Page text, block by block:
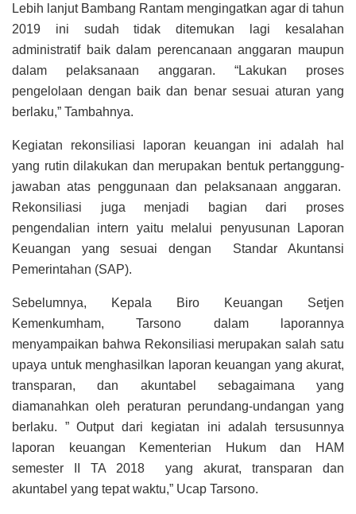
Lebih lanjut Bambang Rantam mengingatkan agar di tahun
2019 ini sudah tidak ditemukan lagi kesalahan
administratif baik dalam perencanaan anggaran maupun
dalam pelaksanaan anggaran. “Lakukan proses
pengelolaan dengan baik dan benar sesuai aturan yang
berlaku,” Tambahnya.
Kegiatan rekonsiliasi laporan keuangan ini adalah hal
yang rutin dilakukan dan merupakan bentuk pertanggung-
jawaban atas penggunaan dan pelaksanaan anggaran.
Rekonsiliasi juga menjadi bagian dari proses
pengendalian intern yaitu melalui penyusunan Laporan
Keuangan yang sesuai dengan Standar Akuntansi
Pemerintahan (SAP).
Sebelumnya, Kepala Biro Keuangan Setjen
Kemenkumham, Tarsono dalam laporannya
menyampaikan bahwa Rekonsiliasi merupakan salah satu
upaya untuk menghasilkan laporan keuangan yang akurat,
transparan, dan akuntabel sebagaimana yang
diamanahkan oleh peraturan perundang-undangan yang
berlaku. ” Output dari kegiatan ini adalah tersusunnya
laporan keuangan Kementerian Hukum dan HAM
semester II TA 2018 yang akurat, transparan dan
akuntabel yang tepat waktu,” Ucap Tarsono.